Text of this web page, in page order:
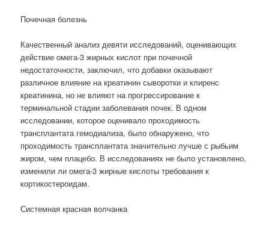
Почечная болезнь
Качественный анализ девяти исследований, оценивающих
действие омега-3 жирных кислот при почечной
недостаточности, заключил, что добавки оказывают
различное влияние на креатинин сыворотки и клиренс
креатинина, но не влияют на прогрессирование к
терминальной стадии заболевания почек. В одном
исследовании, которое оценивало проходимость
трансплантата гемодиализа, было обнаружено, что
проходимость трансплантата значительно лучше с рыбьим
жиром, чем плацебо. В исследованиях не было установлено,
изменили ли омега-3 жирные кислоты требования к
кортикостероидам.
Системная красная волчанка